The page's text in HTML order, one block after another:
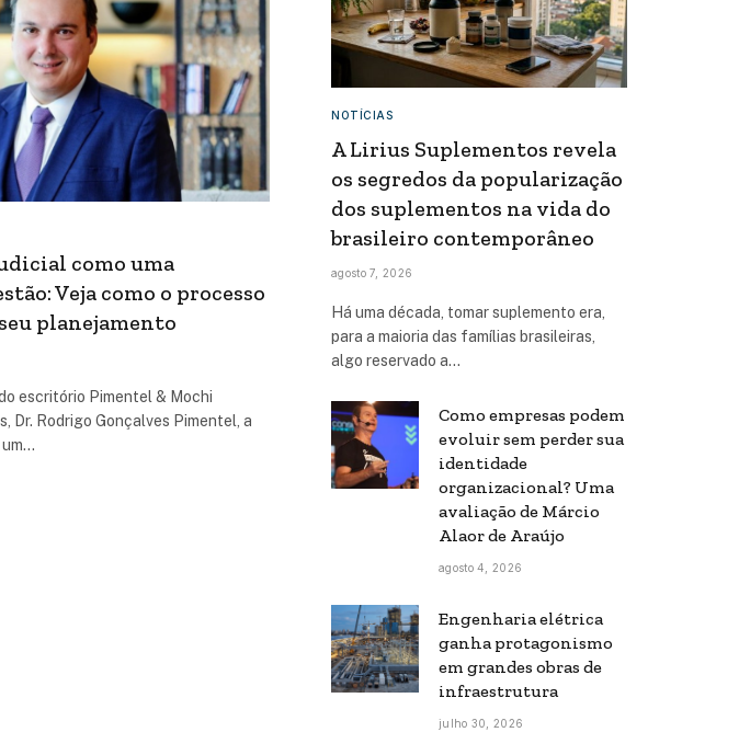
como uma
Veja como o processo
planejamento
escritório Pimentel & Mochi
Dr. Rodrigo Gonçalves Pimentel, a
NOTÍCIAS
A Lirius Suplementos revela
os segredos da popularização
dos suplementos na vida do
brasileiro contemporâneo
agosto 7, 2026
Há uma década, tomar suplemento era,
para a maioria das famílias brasileiras,
algo reservado a…
Como empresas podem
evoluir sem perder sua
identidade
organizacional? Uma
avaliação de Márcio
Alaor de Araújo
agosto 4, 2026
Engenharia elétrica
ganha protagonismo
em grandes obras de
infraestrutura
julho 30, 2026